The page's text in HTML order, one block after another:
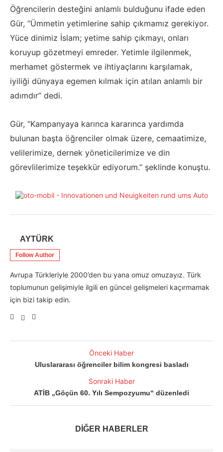
Öğrencilerin desteğini anlamlı bulduğunu ifade eden
Gür, “Ümmetin yetimlerine sahip çıkmamız gerekiyor.
Yüce dinimiz İslam; yetime sahip çıkmayı, onları
koruyup gözetmeyi emreder. Yetimle ilgilenmek,
merhamet göstermek ve ihtiyaçlarını karşılamak,
iyiliği dünyaya egemen kılmak için atılan anlamlı bir
adımdır” dedi.
Gür, “Kampanyaya karınca kararınca yardımda
bulunan başta öğrenciler olmak üzere, cemaatimize,
velilerimize, dernek yöneticilerimize ve din
görevlilerimize teşekkür ediyorum.” şeklinde konuştu.
AYTÜRK
Follow Author
Avrupa Türkleriyle 2000’den bu yana omuz omuzayız. Türk
toplumunun gelişimiyle ilgili en güncel gelişmeleri kaçırmamak
için bizi takip edin.
Önceki Haber
Uluslararası öğrenciler bilim kongresi basladı
Sonraki Haber
ATİB „Göçün 60. Yılı Sempozyumu“ düzenledi
DİĞER HABERLER